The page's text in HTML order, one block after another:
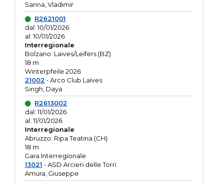
Sanna, Vladimir
R2621001
dal: 10/01/2026
al: 10/01/2026
Interregionale
Bolzano: Laives/Leifers (BZ)
18 m
Winterpfeile 2026
21002 - Arco Club Laives
Singh, Daya
R2613002
dal: 11/01/2026
al: 11/01/2026
Interregionale
Abruzzo: Ripa Teatina (CH)
18 m
Gara Interregionale
13021 - ASD Arcieri delle Torri
Amura, Giuseppe